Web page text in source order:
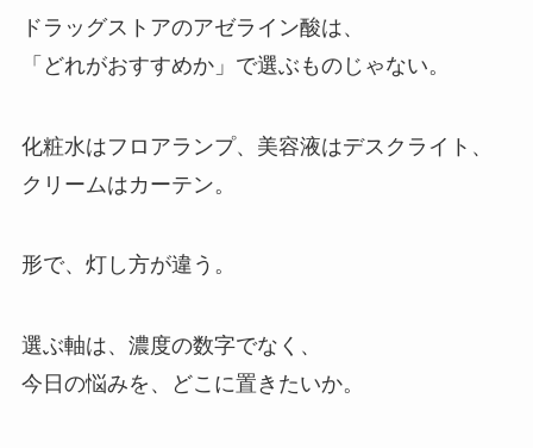
ドラッグストアのアゼライン酸は、
「どれがおすすめか」で選ぶものじゃない。
化粧水はフロアランプ、美容液はデスクライト、
クリームはカーテン。
形で、灯し方が違う。
選ぶ軸は、濃度の数字でなく、
今日の悩みを、どこに置きたいか。